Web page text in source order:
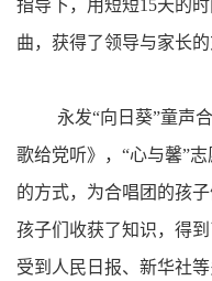
指导下，用短短15天的
曲，获得了领导与家长的
永发“向日葵”童声
歌给党听》，“心与馨”
的方式，为合唱团的孩
孩子们收获了知识，得
受到人民日报、新华社